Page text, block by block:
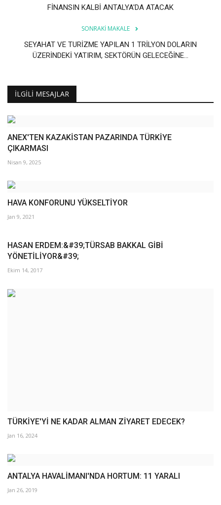
FİNANSIN KALBİ ANTALYA'DA ATACAK
SONRAKI MAKALE
SEYAHAT VE TURİZME YAPILAN 1 TRİLYON DOLARIN
ÜZERİNDEKİ YATIRIM, SEKTÖRÜN GELECEĞİNE...
İLGILI MESAJLAR
ANEX'TEN KAZAKİSTAN PAZARINDA TÜRKİYE
ÇIKARMASI
Nisan 9, 2025
HAVA KONFORUNU YÜKSELTİYOR
Jan 9, 2021
HASAN ERDEM:&#39;TÜRSAB BAKKAL GİBİ
YÖNETİLİYOR&#39;
Ekim 14, 2017
TÜRKİYE'Yİ NE KADAR ALMAN ZİYARET EDECEK?
Jan 16, 2024
ANTALYA HAVALİMANI'NDA HORTUM: 11 YARALI
Jan 26, 2019